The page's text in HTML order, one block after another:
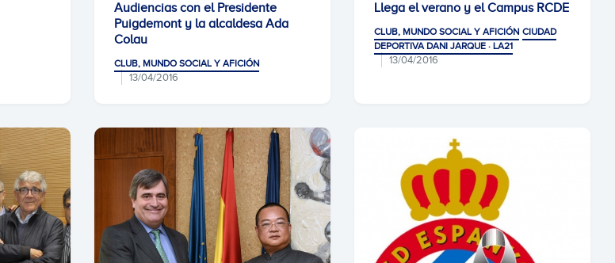
Audiencias con el Presidente
Puigdemont y la alcaldesa Ada
Colau
CLUB, MUNDO SOCIAL Y AFICIÓN
13/04/2016
Llega el verano y el Campus RCDE
CLUB, MUNDO SOCIAL Y AFICIÓN CIUDAD
DEPORTIVA DANI JARQUE · LA21
13/04/2016